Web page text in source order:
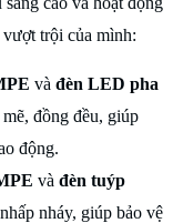
trội của mình:
và đèn LED pha
đồng đều, giúp
động.
và đèn tuýp
nháy, giúp bảo vệ